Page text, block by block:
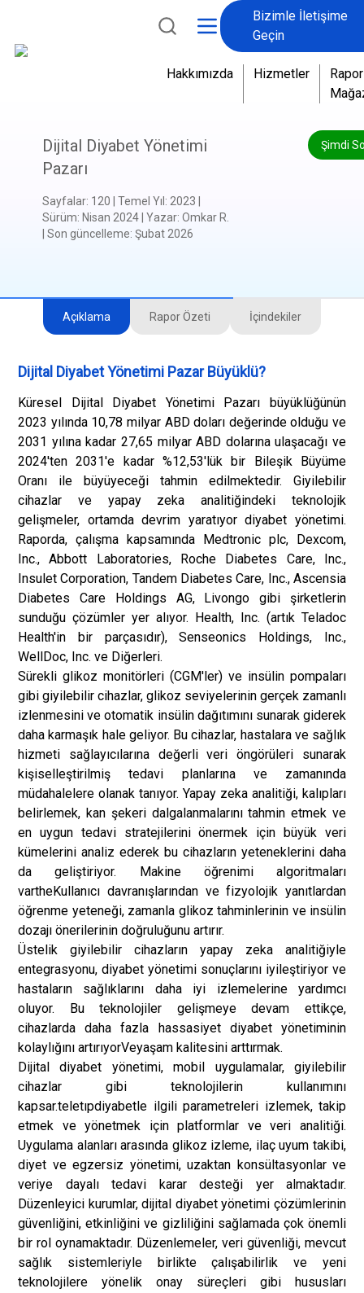
Bizimle İletişime
Geçin
Hakkımızda Hizmetler
Rapor
Şimdi
Dijital Diyabet Yönetimi
Pazarı
Sayfalar: 120 Temel Yıl : 2023
Sürüm: Nisan 2024| Yazar: Omkar R.
Son güncelleme: Şubat 2026
Açıklama Rapor Özeti İçindekiler
Dijital Diyabet Yönetimi Pazar Büyüklü?
Küresel Dijital Diyabet Yönetimi Pazarı büyüklüğünün
2023 yılında 10,78 milyar ABD doları değerinde olduğu ve
2031 yılına kadar 27,65 milyar ABD dolarına ulaşacağı ve
2024'ten 2031'e kadar %12,53'lük bir Bileşik Büyüme
Oranı ile büyüyeceği tahmin edilmektedir. Giyilebilir
cihazlar ve yapay zeka analitiğindeki teknolojik
gelişmeler, ortamda devrim yaratıyor diyabet yönetimi.
Raporda, çalışma kapsamında Medtronic plc, Dexcom,
Inc., Abbott Laboratories, Roche Diabetes Care, Inc.,
Insulet Corporation, Tandem Diabetes Care, Inc., Ascensia
Diabetes Care Holdings AG, Livongo gibi şirketlerin
sunduğu çözümler yer alıyor. Health, Inc. (artık Teladoc
Health'in bir parçasıdır), Senseonics Holdings, Inc.,
WellDoc, Inc. ve Diğerleri.
Sürekli glikoz monitörleri (CGM'ler) ve insülin pompaları
gibi giyilebilir cihazlar, glikoz seviyelerinin gerçek zamanlı
izlenmesini ve otomatik insülin dağıtımını sunarak giderek
daha karmaşık hale geliyor. Bu cihazlar, hastalara ve sağlık
hizmeti sağlayıcılarına değerli veri öngörüleri sunarak
kişiselleştirilmiş tedavi planlarına ve zamanında
müdahalelere olanak tanıyor. Yapay zeka analitiği, kalıpları
belirlemek, kan şekeri dalgalanmalarını tahmin etmek ve
en uygun tedavi stratejilerini önermek için büyük veri
kümelerini analiz ederek bu cihazların yeteneklerini daha
da geliştiriyor. Makine öğrenimi algoritmaları
vartheKullanıcı davranışlarından ve fizyolojik yanıtlardan
öğrenme yeteneği, zamanla glikoz tahminlerinin ve insülin
dozajı önerilerinin doğruluğunu artırır.
Üstelik giyilebilir cihazların yapay zeka analitiğiyle
entegrasyonu, diyabet yönetimi sonuçlarını iyileştiriyor ve
hastaların sağlıklarını daha iyi izlemelerine yardımcı
oluyor. Bu teknolojiler gelişmeye devam ettikçe,
cihazlarda daha fazla hassasiyet diyabet yönetiminin
kolaylığını artırıyorVeyaşam kalitesini arttırmak.
Dijital diyabet yönetimi, mobil uygulamalar, giyilebilir
cihazlar gibi teknolojilerin kullanımını
kapsar.teletıpdiyabetle ilgili parametreleri izlemek, takip
etmek ve yönetmek için platformlar ve veri analitiği.
Uygulama alanları arasında glikoz izleme, ilaç uyum takibi,
diyet ve egzersiz yönetimi, uzaktan konsültasyonlar ve
veriye dayalı tedavi karar desteği yer almaktadır.
Düzenleyici kurumlar, dijital diyabet yönetimi çözümlerinin
güvenliğini, etkinliğini ve gizliliğini sağlamada çok önemli
bir rol oynamaktadır. Düzenlemeler, veri güvenliği, mevcut
sağlık sistemleriyle birlikte çalışabilirlik ve yeni
teknolojilere yönelik onay süreçleri gibi hususları